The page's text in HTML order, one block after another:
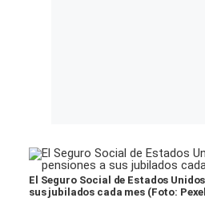
El Seguro Social de Estados
sus jubilados cada mes (Foto: